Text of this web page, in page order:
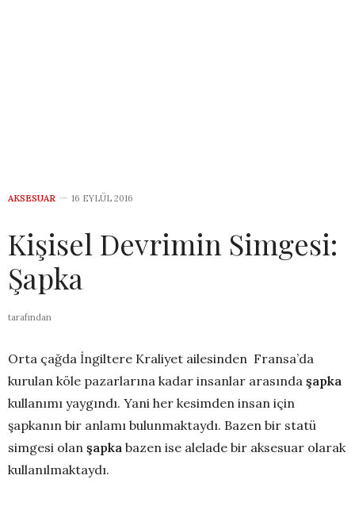
AKSESUAR 16 EYLÜL 2016
Kişisel Devrimin Simgesi:
Şapka
tarafından
Orta çağda İngiltere Kraliyet ailesinden Fransa’da
kurulan köle pazarlarına kadar insanlar arasında şapka
kullanımı yaygındı. Yani her kesimden insan için
şapkanın bir anlamı bulunmaktaydı. Bazen bir statü
simgesi olan şapka bazen ise alelade bir aksesuar olarak
kullanılmaktaydı.